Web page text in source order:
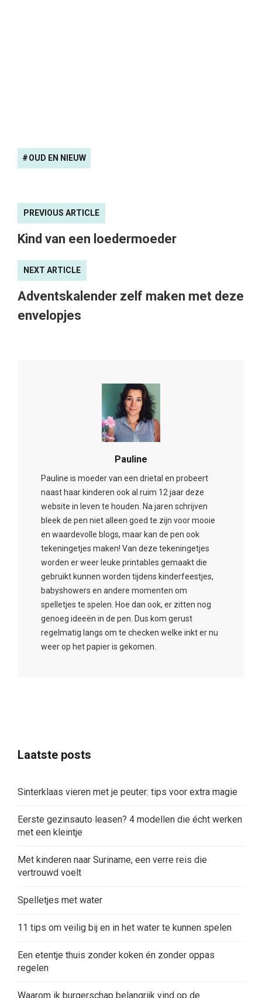
OUD EN NIEUW
PREVIOUS ARTICLE
Kind van een loedermoeder
NEXT ARTICLE
Adventskalender zelf maken met deze
envelopjes
Pauline
Pauline is moeder van een drietal en probeert
naast haar kinderen ook al ruim 12 jaar deze
website in leven te houden. Na jaren schrijven
bleek de pen niet alleen goed te zijn voor mooie
en waardevolle blogs, maar kan de pen ook
tekeningetjes maken! Van deze tekeningetjes
worden er weer leuke printables gemaakt die
gebruikt kunnen worden tijdens kinderfeestjes,
babyshowers en andere momenten om
spelletjes te spelen. Hoe dan ook, er zitten nog
genoeg ideeën in de pen. Dus kom gerust
regelmatig langs om te checken welke inkt er nu
weer op het papier is gekomen.
Laatste posts
Sinterklaas vieren met je peuter: tips voor extra magie
Eerste gezinsauto leasen? 4 modellen die écht werken
met een kleintje
Met kinderen naar Suriname, een verre reis die
vertrouwd voelt
Spelletjes met water
11 tips om veilig bij en in het water te kunnen spelen
Een etentje thuis zonder koken én zonder oppas
regelen
Waarom ik burgerschap belangrijk vind op de